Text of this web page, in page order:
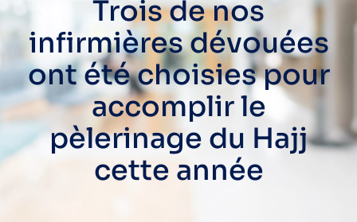
Trois de nos
infirmières dévouées
ont été choisies pour
accomplir le
pèlerinage du Hajj
cette année